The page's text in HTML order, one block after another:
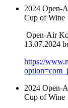
2024 Open-
Cup of Wine
Open-Air
13.07.2024
https://
2024 Open-
Cup of Wine